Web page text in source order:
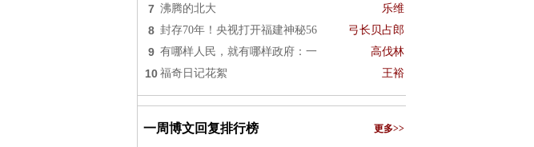
7 沸腾的北大 乐维
8 封存70年！央视打开福建神秘56 弓长贝占郎
9 有哪样人民，就有哪样政府：一 高伐林
10 福奇日记花絮 王裕
一周博文回复排行榜 更多>>